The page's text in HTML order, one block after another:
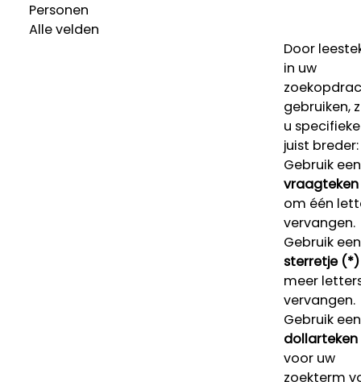
Personen
Alle velden
Door
in uw
gebruiken,
u
juist breder:
Gebruik een
om één
vervangen.
Gebruik een
sterretje (*)
meer
vervangen.
Gebruik een
voor uw
zoekterm